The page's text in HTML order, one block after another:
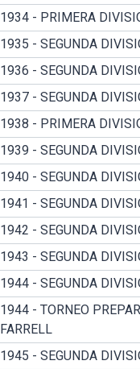
1934 - PRIMERA
1935 - SEGUNDA
1936 - SEGUNDA
1937 - SEGUNDA
1938 - PRIMERA
1939 - SEGUNDA
1940 - SEGUNDA
1941 - SEGUNDA
1942 - SEGUNDA
1943 - SEGUNDA
1944 - SEGUNDA
1944 - TORNEO
FARRELL
1945 - SEGUNDA